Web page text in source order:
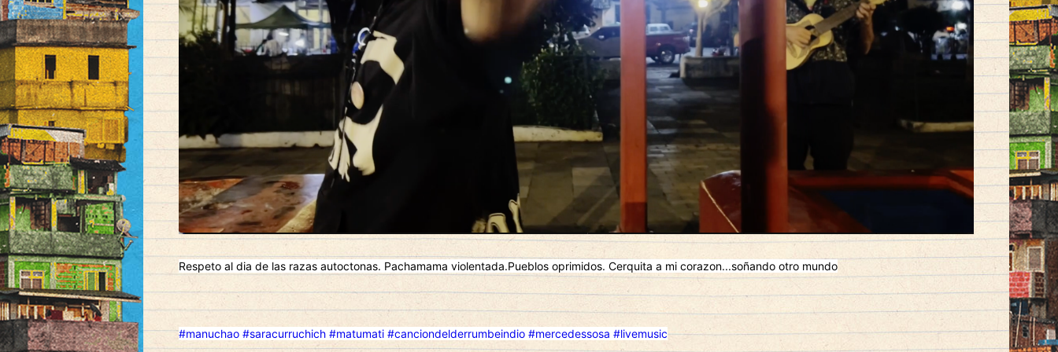
Respeto al dia de las razas autoctonas. Pachamama violentada.Pueblos oprimidos. Cerquita a mi corazon...soñando otro mundo
#manuchao #saracurruchich #matumati #canciondelderrumbeindio #mercedessosa #livemusic